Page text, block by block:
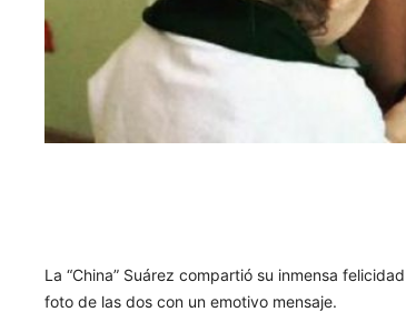
La “China” Suárez compartió su inmensa
foto de las dos con un emotivo mensaje.